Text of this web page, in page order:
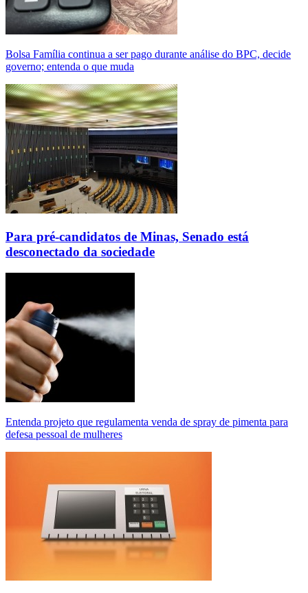
Bolsa Família continua a ser pago durante análise do BPC, decide
governo; entenda o que muda
Para pré-candidatos de Minas, Senado está
desconectado da sociedade
Entenda projeto que regulamenta venda de spray de pimenta para
defesa pessoal de mulheres